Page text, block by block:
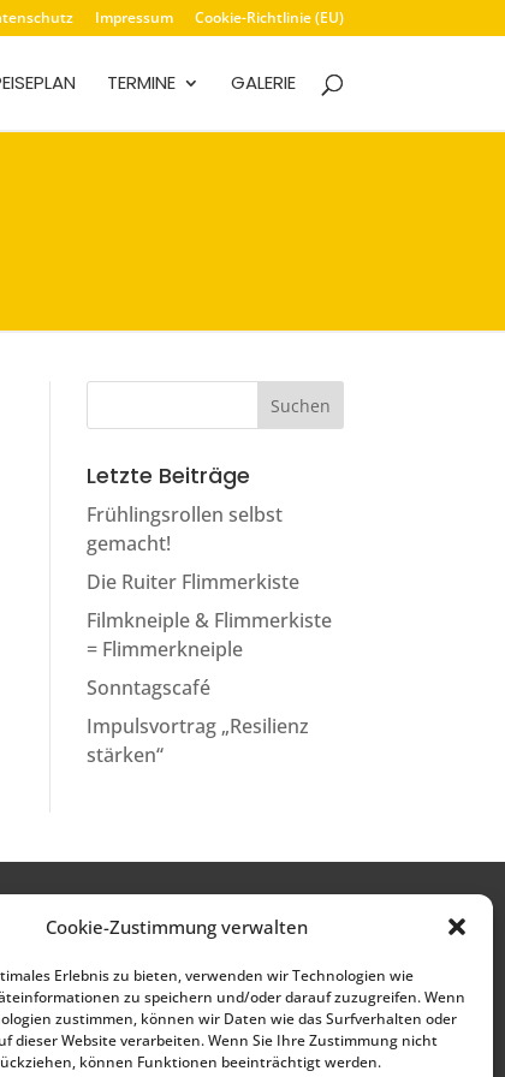
Cookie-Zustimmung verwalten
Erlebnis zu bieten, verwenden wir Technologien wie
zu speichern und/oder darauf zuzugreifen. Wenn
zustimmen, können wir Daten wie das Surfverhalten oder
dieser Website verarbeiten. Wenn Sie Ihre Zustimmung nicht
können Funktionen beeinträchtigt werden.
Impressum Cookie-Richtlinie (EU)
TERMINE GALERIE
Letzte Beiträge
Frühlingsrollen selbst
gemacht!
Die Ruiter Flimmerkiste
Filmkneiple & Flimmerkiste
= Flimmerkneiple
Sonntagscafé
Impulsvortrag „Resilienz
stärken“